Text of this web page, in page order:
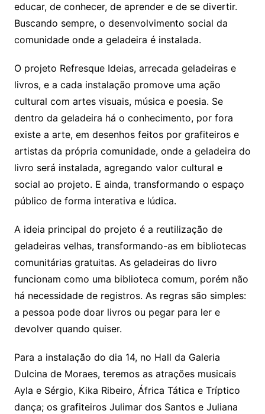
educar, de conhecer, de aprender e de se divertir.
Buscando sempre, o desenvolvimento social da
comunidade onde a geladeira é instalada.
O projeto Refresque Ideias, arrecada geladeiras e
livros, e a cada instalação promove uma ação
cultural com artes visuais, música e poesia. Se
dentro da geladeira há o conhecimento, por fora
existe a arte, em desenhos feitos por grafiteiros e
artistas da própria comunidade, onde a geladeira do
livro será instalada, agregando valor cultural e
social ao projeto. E ainda, transformando o espaço
público de forma interativa e lúdica.
A ideia principal do projeto é a reutilização de
geladeiras velhas, transformando-as em bibliotecas
comunitárias gratuitas. As geladeiras do livro
funcionam como uma biblioteca comum, porém não
há necessidade de registros. As regras são simples:
a pessoa pode doar livros ou pegar para ler e
devolver quando quiser.
Para a instalação do dia 14, no Hall da Galeria
Dulcina de Moraes, teremos as atrações musicais
Ayla e Sérgio, Kika Ribeiro, África Tática e Tríptico
dança; os grafiteiros Julimar dos Santos e Juliana